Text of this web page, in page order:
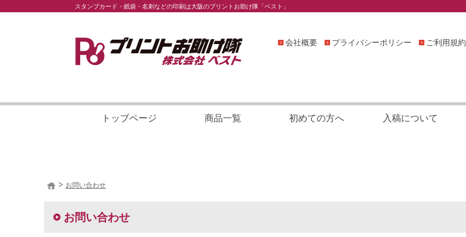
スタンプカード・紙袋・名刺などの印刷は大阪のプリントお助け隊「ベスト」
会社概要 プライバシーポリシー ご利用規約
トップページ 商品一覧 初めての方へ 入稿について
お問い合わせ
お問い合わせ